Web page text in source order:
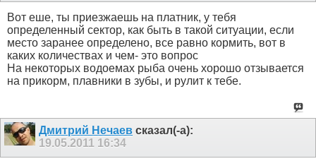
Вот еше, ты приезжаешь на платник, у тебя
определенный сектор, как быть в такой ситуации, если
место заранее определено, все равно кормить, вот в
каких количествах и чем- это вопрос
На некоторых водоемах рыба очень хорошо отзывается
на прикорм, плавники в зубы, и рулит к тебе.
Дмитрий Нечаев сказал(-а):
19.05.2011 16:34